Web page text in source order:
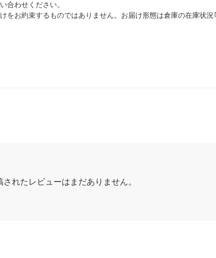
合わせください。
をお約束するものではありません。お届け形態は倉庫の在庫状
されたレビューはまだありません。